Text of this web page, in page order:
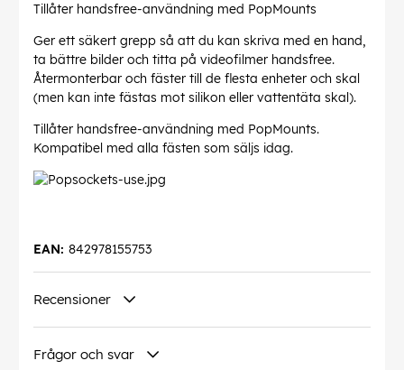
Tillåter handsfree-användning med PopMounts
Ger ett säkert grepp så att du kan skriva med en hand,
ta bättre bilder och titta på videofilmer handsfree.
Återmonterbar och fäster till de flesta enheter och skal
(men kan inte fästas mot silikon eller vattentäta skal).
Tillåter handsfree-användning med PopMounts.
Kompatibel med alla fästen som säljs idag.
842978155753
EAN:
Recensioner
Frågor och svar